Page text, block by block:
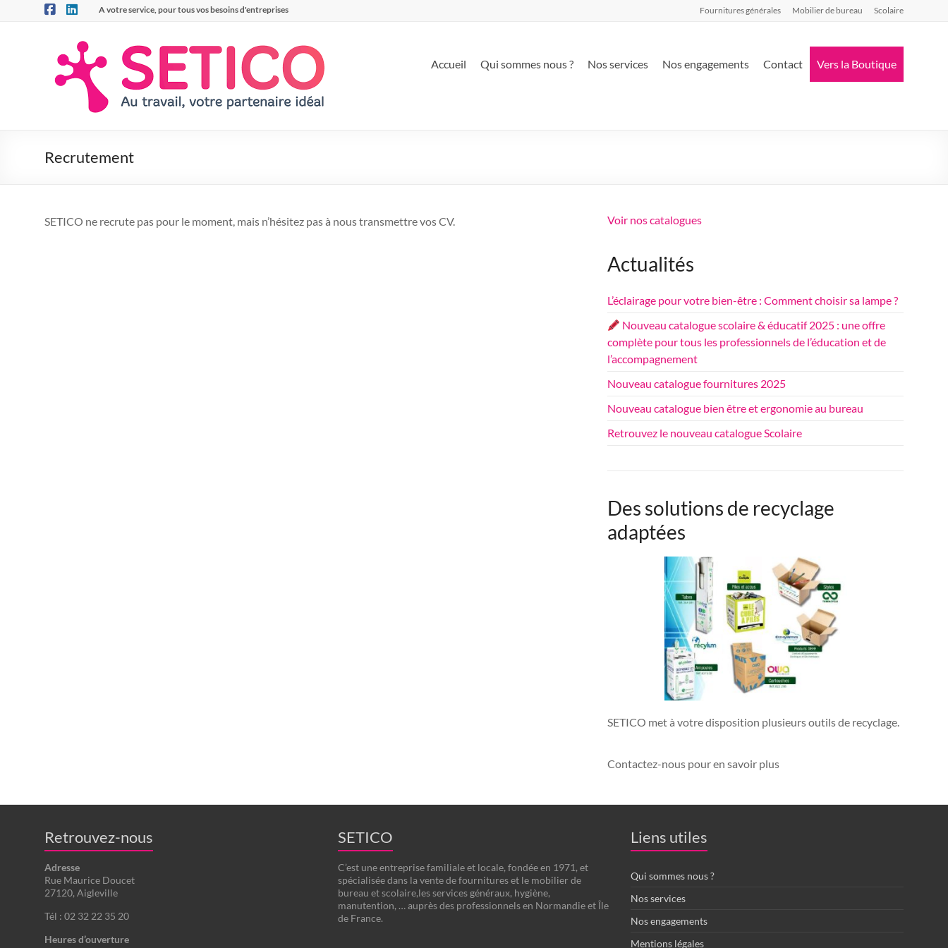
A votre service, pour tous vos besoins d'entreprises Fournitures générales Mobilier de bureau Scolaire
SETICO
vos
Accueil Qui sommes nous ? Nos services Nos engagements Contact Vers la Boutique
Recrutement
SETICO ne recrute pas pour le moment, mais n’hésitez pas à nous transmettre vos CV. Voir nos catalogues
Actualités
L’éclairage pour votre bien-être : Comment choisir sa lampe ?
Nouveau catalogue scolaire & éducatif 2025 : une offre
complète pour tous les professionnels de l’éducation et de
l’accompagnement
Nouveau catalogue fournitures 2025
Nouveau catalogue bien être et ergonomie au bureau
Retrouvez le nouveau catalogue Scolaire
Des solutions de recyclage
adaptées
SETICO met à votre disposition plusieurs outils de recyclage.
Contactez-nous pour en savoir plus
Retrouvez-nous
Adresse
Rue Maurice Doucet
27120, Aigleville
Tél : 02 32 22 35 20
Heures d’ouverture
SETICO
C’est une entreprise familiale et locale, fondée en 1971, et
spécialisée dans la vente de fournitures et le mobilier de
bureau et scolaire,les services généraux, hygiène,
manutention, … auprès des professionnels en Normandie et Île
de France.
Liens utiles
Qui sommes nous ?
Nos services
Nos engagements
Mentions légales